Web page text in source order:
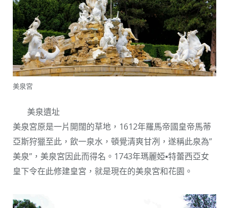
美泉宮
美泉遺址
美泉宮原是一片開闊的草地，1612年羅馬帝國皇帝馬蒂
亞斯狩獵至此，飲一泉水，頓覺清爽甘冽，遂稱此泉為”
美泉”，美泉宮因此而得名。1743年瑪麗婭▪特蕾西亞女
皇下令在此修建皇宮，就是現在的美泉宮和花園。